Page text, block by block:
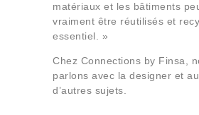
matériaux et les bâtiments
vraiment être réutilisés et
essentiel. »
Chez Connections by Finsa,
parlons avec la designer et
d’autres sujets.